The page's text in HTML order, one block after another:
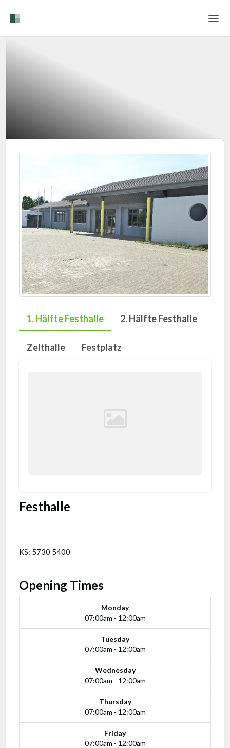
1. Hälfte Festhalle 2. Hälfte Festhalle
Zelthalle Festplatz
Festhalle
KS: 5730 5400
Opening Times
Monday
07:00am - 12:00am
Tuesday
07:00am - 12:00am
Wednesday
07:00am - 12:00am
Thursday
07:00am - 12:00am
Friday
07:00am - 12:00am